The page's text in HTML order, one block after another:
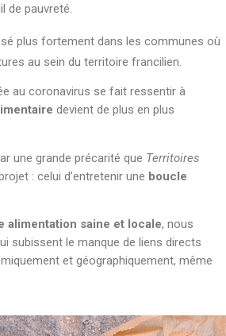
de pauvreté.
plus fortement dans les communes où
au sein du territoire francilien.
au coronavirus se fait ressentir à
devient de plus en plus
une grande précarité que Territoires
: celui d’entretenir une boucle
alimentation saine et locale, nous
subissent le manque de liens directs
et géographiquement, même